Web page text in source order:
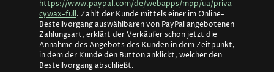
https://www.paypal.com/de/webapps/mpp/ua/priva
cywax-full. Zahlt der Kunde mittels einer im Online-
Bestellvorgang auswählbaren von PayPal angebotenen
Zahlungsart, erklärt der Verkäufer schon jetzt die
Annahme des Angebots des Kunden in dem Zeitpunkt,
in dem der Kunde den Button anklickt, welcher den
Bestellvorgang abschließt.